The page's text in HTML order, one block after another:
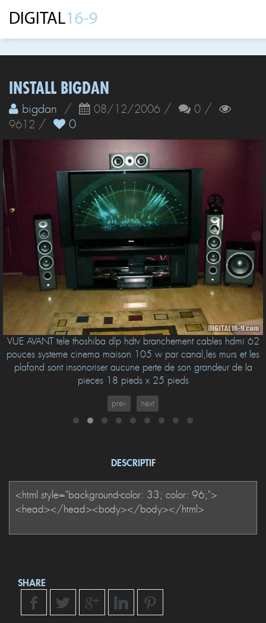
INSTALL BIGDAN
bigdan / 08/12/2006 / 0 /
9612 / 0
VUE AVANT tele thoshiba dlp hdtv branchement cables hdmi 62
pouces systeme cinema maison 105 w par canal,les murs et les
plafond sont insonoriser aucune perte de son grandeur de la
pieces 18 pieds x 25 pieds
prev next
DESCRIPTIF
SHARE